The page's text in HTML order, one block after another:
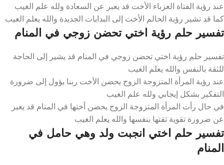
عند رؤية الفتاة العزباء الأخت قد يعبر عن السعادة ولله علم الغيب
كما قد تشير رؤية الحالم الأخت إلى البدايات الجديدة والله يعلم الغيب
تفسير حلم رؤية اختي تحضن زوجي في المنام
تفسير حلم رؤية اختي تحضن زوجي في المنام قد يشير إلى الحاجة
للثقة بالنفس والله يعلم الغيب
عند رؤية المرأة المتزوجة الزوج يحضن الأخت ربنا يؤول إلى ضرورة
التفكير بشكل إيجابي ولله علم الغيب
في حال رأت المرأة المتزوجة الزوج يحضن أختها في المنام قد يعبر
عن ضرورة تقوية ثقتها بنفسها والله يعلم الغيب
تفسير حلم اختي انجبت ولد وهي حامل في
المنام